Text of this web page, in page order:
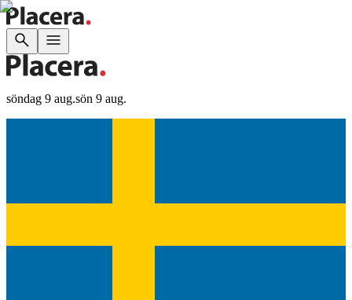
söndag 9 aug.sön 9 aug.